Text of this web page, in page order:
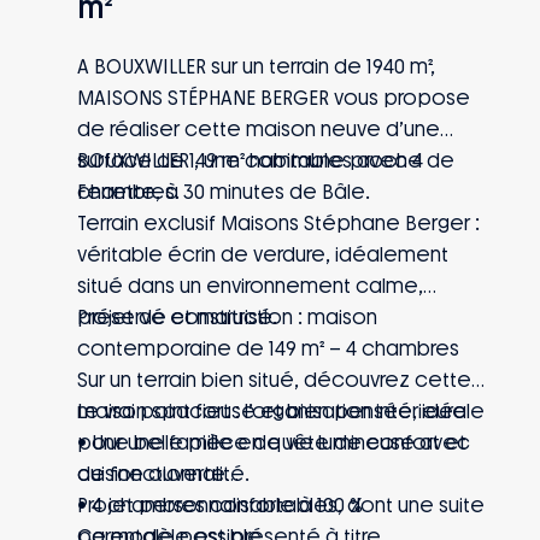
m²
A BOUXWILLER sur un terrain de 1940 m²,
MAISONS STÉPHANE BERGER vous propose
de réaliser cette maison neuve d’une
surface de 149 m² habitables avec 4
chambres.
BOUXWILLER , une commune proche de
Ferrette, à 30 minutes de Bâle.
Terrain exclusif Maisons Stéphane Berger :
véritable écrin de verdure, idéalement
situé dans un environnement calme,
préservé et maitrisé.
Projet de construction : maison
contemporaine de 149 m² – 4 chambres
Sur un terrain bien situé, découvrez cette
maison spacieuse et bien pensée, idéale
pour une famille en quête de confort et
de fonctionnalité.
Le vrai point fort : l’organisation intérieure
• Une belle pièce de vie lumineuse avec
cuisine ouverte
• 4 chambres confortables, dont une suite
Projet personnalisable à 100 %